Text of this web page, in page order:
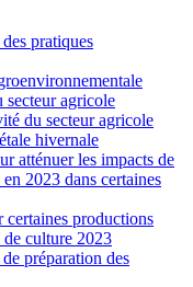
pratiques
secteur agricole
du secteur agricole
hivernale
atténuer les impacts de
2023 dans certaines
certaines productions
de culture 2023
préparation des